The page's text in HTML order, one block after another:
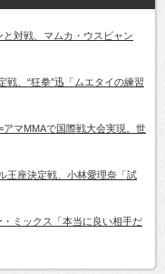
と対戦、マムカ・ウスビャン
戦、“狂拳”迅「ムエタイの練習
アマMMAで国際戦大会実現。世
王座決定戦、小林愛理奈「試
・ミックス「本当に良い相手だ